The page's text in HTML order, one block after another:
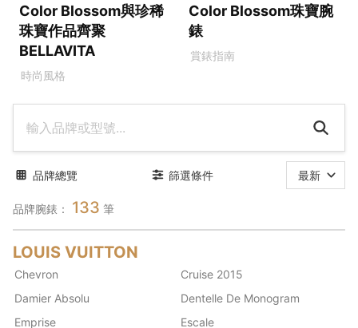
Color Blossom與珍稀
珠寶作品齊聚
BELLAVITA
時尚風格
Color Blossom珠寶腕
錶
賞錶指南
品牌腕錶： 133 筆
品牌總覽 篩選條件 最新
LOUIS VUITTON
Chevron
Cruise 2015
Damier Absolu
Dentelle De Monogram
Emprise
Escale